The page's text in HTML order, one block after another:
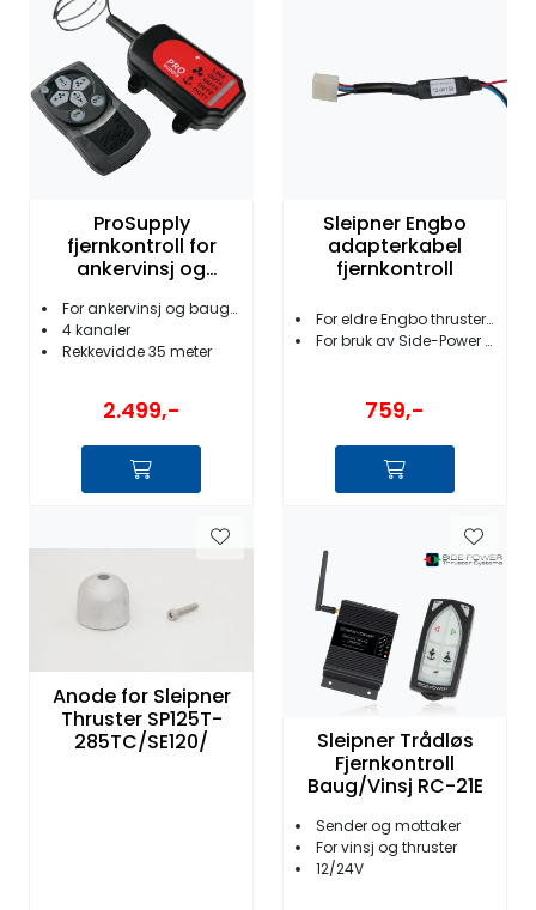
ProSupply
fjernkontroll for
ankervinsj og
For ankervinsj og baugpropell
4 kanaler
Rekkevidde 35 meter
2.499,-
Sleipner Engbo
adapterkabel
fjernkontroll
For eldre Engbo thrustere/vinsjer
For bruk av Side-Power panel og fjernkontroll
759,-
Anode for Sleipner
Thruster SP125T-
285TC/SE120/
Sleipner Trådløs
Fjernkontroll
Baug/Vinsj RC-21E
Sender og mottaker
For vinsj og thruster
12/24V
Fritid/Sikkerhet
Båtpleie/Opplag
Seil